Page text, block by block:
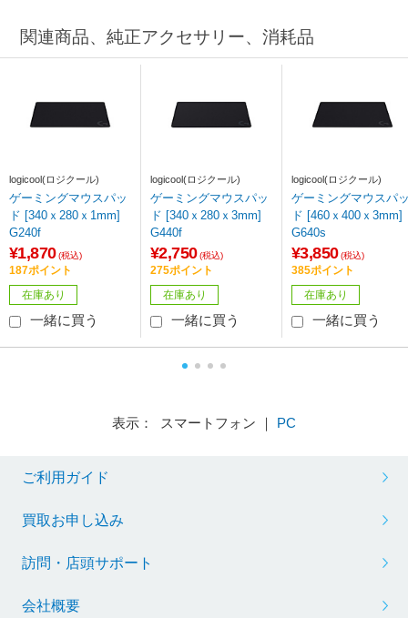
関連商品、純正アクセサリー、消耗品
logicool(ロジクール)
ゲーミングマウスパッ
ド [340ｘ280ｘ1mm]
G240f
¥1,870 (税込)
187ポイント
在庫あり
一緒に買う
logicool(ロジクール)
ゲーミングマウスパッ
ド [340ｘ280ｘ3mm]
G440f
¥2,750 (税込)
275ポイント
在庫あり
一緒に買う
logicool(ロジクール)
ゲーミングマウスパ
ド [460ｘ400ｘ3mm]
G640s
¥3,850 (税込)
385ポイント
在庫あり
一緒に買う
表示： スマートフォン ｜ PC
ご利用ガイド
買取お申し込み
訪問・店頭サポート
会社概要